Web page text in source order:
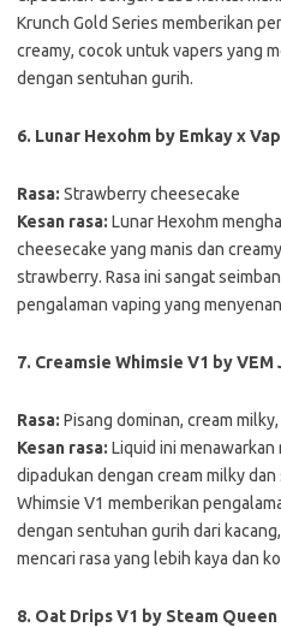
Krunch Gold Series memberikan
creamy, cocok untuk vapers yang
dengan sentuhan gurih.
6. Lunar Hexohm by Emkay x
Rasa: Strawberry cheesecake
Kesan rasa: Lunar Hexohm
cheesecake yang manis dan
strawberry. Rasa ini sangat
pengalaman vaping yang
7. Creamsie Whimsie V1 by
Rasa: Pisang dominan, cream
Kesan rasa: Liquid ini menawarkan
dipadukan dengan cream milky
Whimsie V1 memberikan
dengan sentuhan gurih dari
mencari rasa yang lebih kaya dan
8. Oat Drips V1 by Steam Queen